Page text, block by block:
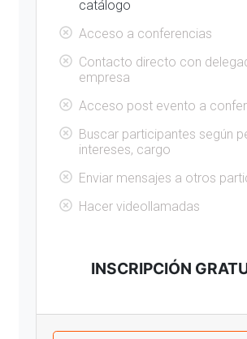
catálogo
Acceso a conferencias
Contacto directo con
empresa
Acceso post evento a
Buscar participantes según
intereses, cargo
Enviar mensajes a otros
Hacer videollamadas
INSCRIPCIÓN